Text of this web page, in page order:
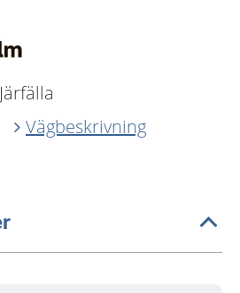
Vägbeskrivning